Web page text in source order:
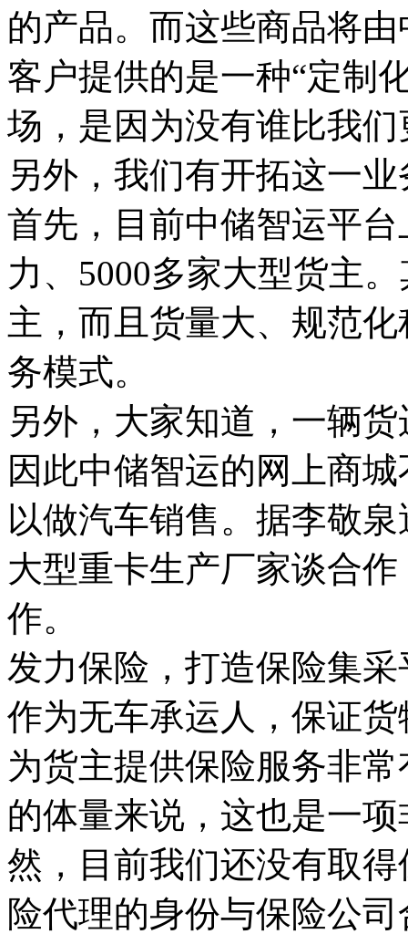
的产品。而这些商品将
客户提供的是一种“定制
场，是因为没有谁比我
另外，我们有开拓这一
首先，目前中储智运平
力、5000多家大型货主
主，而且货量大、规范
务模式。
另外，大家知道，一辆
因此中储智运的网上商
以做汽车销售。据李敬
大型重卡生产厂家谈合
作。
发力保险，打造保险集采
作为无车承运人，保证
为货主提供保险服务非
的体量来说，这也是一
然，目前我们还没有取
险代理的身份与保险公